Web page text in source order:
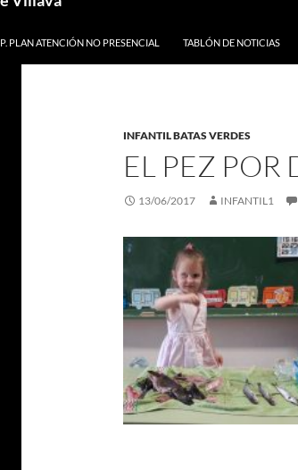
PLAN ATENCIÓN NO PRESENCIAL TABLÓN DE NOTICIAS
INFANTIL BATAS VERDES
EL PEZ POR
13/06/2017 INFANTIL1